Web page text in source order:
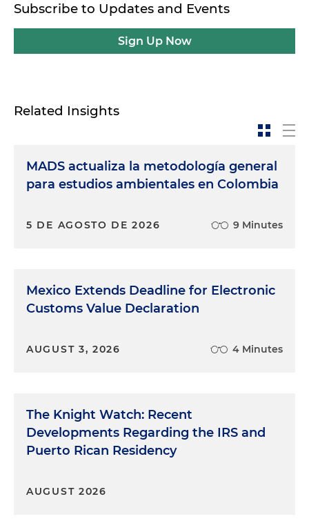
Subscribe to Updates and Events
Sign Up Now
Related Insights
MADS actualiza la metodología general
para estudios ambientales en Colombia
5 DE AGOSTO DE 2026 9 Minutes
Mexico Extends Deadline for Electronic
Customs Value Declaration
AUGUST 3, 2026 4 Minutes
The Knight Watch: Recent
Developments Regarding the IRS and
Puerto Rican Residency
AUGUST 2026